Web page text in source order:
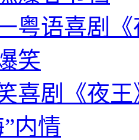
粤语喜剧
笑
喜剧《夜
内情